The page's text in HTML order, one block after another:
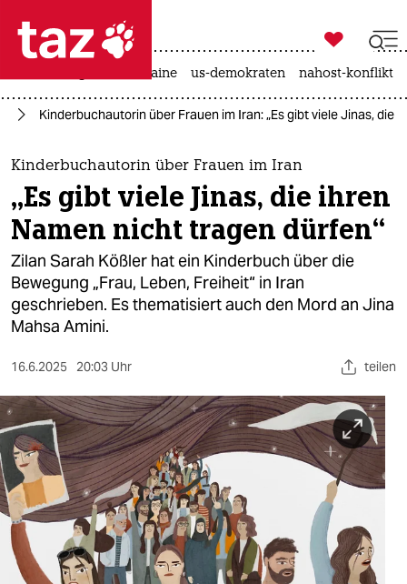
 taz zahl ich
taz zahl ich
themen
politik
öko
gesellschaft
kultur
sport
berlin
nord
wahrheit
verlag
verlag

taz zahl ich
krieg in der ukraine us-demokraten nahost-konflikt
Kinderbuchautorin über Frauen im Iran: „Es gibt viele Jinas, die
Kinderbuchautorin über Frauen im Iran
„Es gibt viele Jinas, die ihren
Namen nicht tragen dürfen“
Zilan Sarah Kößler hat ein Kinderbuch über die
Bewegung „Frau, Leben, Freiheit“ in Iran
geschrieben. Es thematisiert auch den Mord an Jina
Mahsa Amini.
16.6.2025 20:03 Uhr teilen